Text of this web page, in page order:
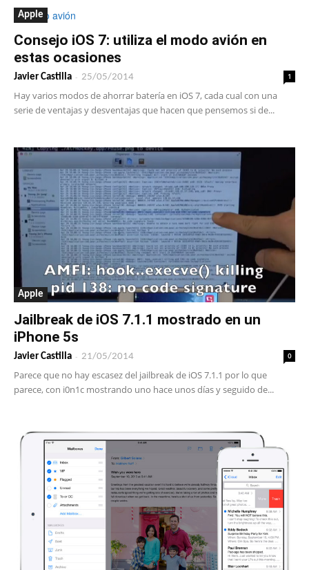
Apple
Consejo iOS 7: utiliza el modo avión en
estas ocasiones
Javier Castilla - 25/05/2014 1
Hay varios modos de ahorrar batería en iOS 7, cada cual con una
serie de ventajas y desventajas que hacen que pensemos si de...
Apple
Jailbreak de iOS 7.1.1 mostrado en un
iPhone 5s
Javier Castilla - 21/05/2014 0
Parece que no hay escasez del jailbreak de iOS 7.1.1 por lo que
parece, con i0n1c mostrando uno hace unos días y seguido de...